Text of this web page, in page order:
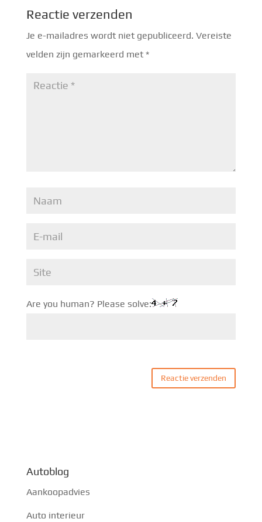
Reactie verzenden
Je e-mailadres wordt niet gepubliceerd. Vereiste
velden zijn gemarkeerd met *
Are you human? Please solve:
Autoblog
Aankoopadvies
Auto interieur